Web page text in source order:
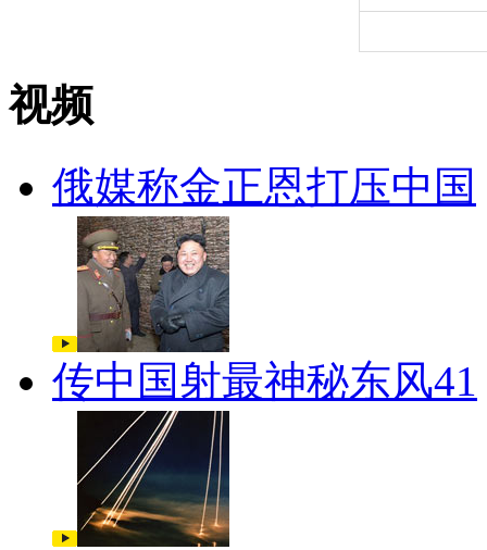
视频
俄媒称金正恩打压中国
传中国射最神秘东风41